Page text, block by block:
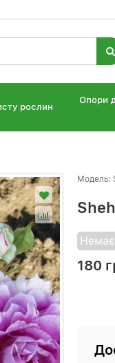
рослин
Опори
Модель:
180